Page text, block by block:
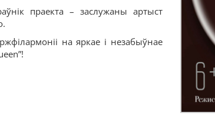
праекта – заслужаны артыст
на яркае і незабыўнае